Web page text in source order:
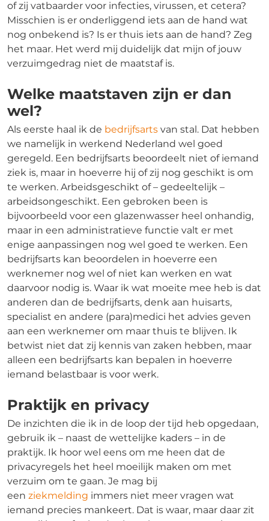
of zij vatbaarder voor infecties, virussen, et cetera?
Misschien is er onderliggend iets aan de hand wat
nog onbekend is? Is er thuis iets aan de hand? Zeg
het maar. Het werd mij duidelijk dat mijn of jouw
verzuimgedrag niet de maatstaf is.
Welke maatstaven zijn er dan
wel?
Als eerste haal ik de bedrijfsarts van stal. Dat hebben
we namelijk in werkend Nederland wel goed
geregeld. Een bedrijfsarts beoordeelt niet of iemand
ziek is, maar in hoeverre hij of zij nog geschikt is om
te werken. Arbeidsgeschikt of – gedeeltelijk –
arbeidsongeschikt. Een gebroken been is
bijvoorbeeld voor een glazenwasser heel onhandig,
maar in een administratieve functie valt er met
enige aanpassingen nog wel goed te werken. Een
bedrijfsarts kan beoordelen in hoeverre een
werknemer nog wel of niet kan werken en wat
daarvoor nodig is. Waar ik wat moeite mee heb is dat
anderen dan de bedrijfsarts, denk aan huisarts,
specialist en andere (para)medici het advies geven
aan een werknemer om maar thuis te blijven. Ik
betwist niet dat zij kennis van zaken hebben, maar
alleen een bedrijfsarts kan bepalen in hoeverre
iemand belastbaar is voor werk.
Praktijk en privacy
De inzichten die ik in de loop der tijd heb opgedaan,
gebruik ik – naast de wettelijke kaders – in de
praktijk. Ik hoor wel eens om me heen dat de
privacyregels het heel moeilijk maken om met
verzuim om te gaan. Je mag bij
een ziekmelding immers niet meer vragen wat
iemand precies mankeert. Dat is waar, maar daar zit